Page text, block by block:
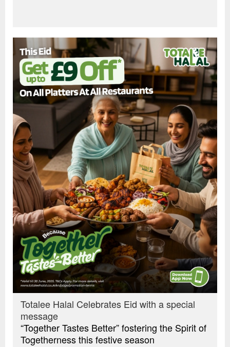
Totalee Halal Celebrates Eid with a special
message
“Together Tastes Better” fostering the Spirit of
Togetherness this festive season